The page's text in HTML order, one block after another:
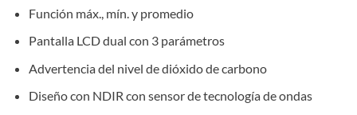
Función máx., mín. y promedio
Pantalla LCD dual con 3 parámetros
Advertencia del nivel de dióxido de carbono
Diseño con NDIR con sensor de tecnología de ondas